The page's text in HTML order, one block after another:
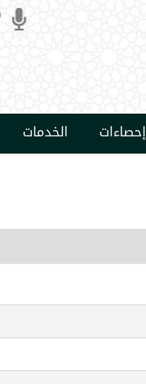
إحصاءات الخدمات